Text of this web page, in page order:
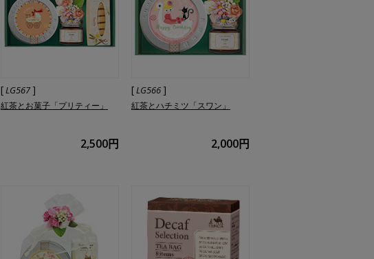
[LG567 ]
紅茶とお菓子「プリティー」
2,500円
[LG566 ]
紅茶とハチミツ「スワン」
2,000円